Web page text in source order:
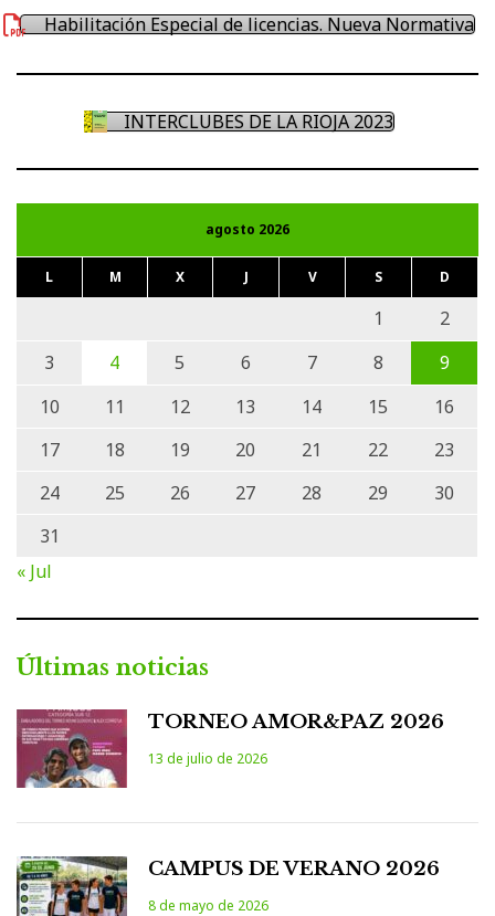
Habilitación Especial de licencias. Nueva Normativa
INTERCLUBES DE LA RIOJA 2023
agosto 2026
L M X J V S D
1
2
3
4 5 6 7 8
9
10
11 12 13 14 15
16
17
18 19 20 21 22
23
24
25 26 27 28 29
30
31
« Jul
Últimas noticias
TORNEO AMOR&PAZ 2026
13 de julio de 2026
CAMPUS DE VERANO 2026
8 de mayo de 2026